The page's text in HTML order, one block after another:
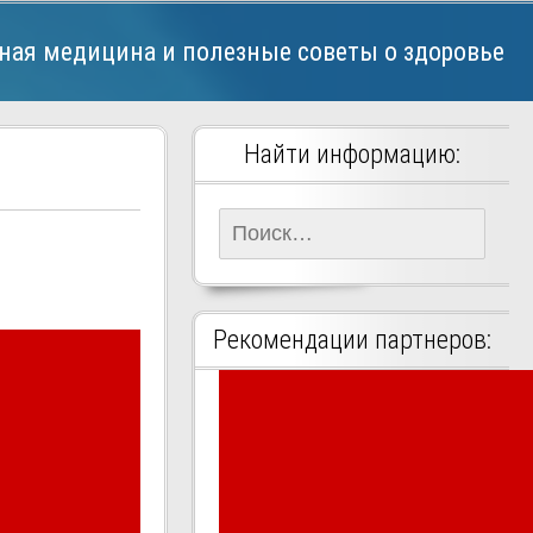
медицина и полезные советы о здоровье
Найти информацию:
Рекомендации партнеров: